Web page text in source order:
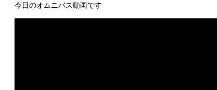
今日のオムニバス動画です